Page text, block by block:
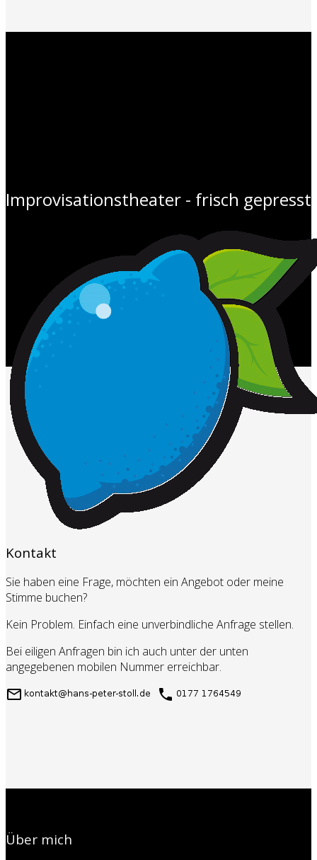
Improvisationstheater - frisch gepresst
Kontakt
Sie haben eine Frage, möchten ein Angebot oder meine
Stimme buchen?
Kein Problem. Einfach eine unverbindliche Anfrage stellen.
Bei eiligen Anfragen bin ich auch unter der unten
angegebenen mobilen Nummer erreichbar.
Über mich